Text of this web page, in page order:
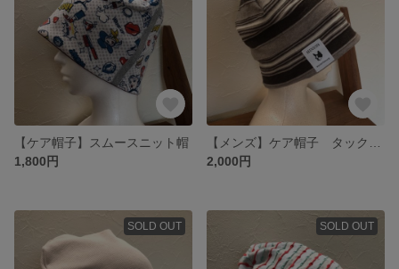
【ケア帽子】スムースニット帽
1,800円
2,000円
SOLD OUT SOLD OUT